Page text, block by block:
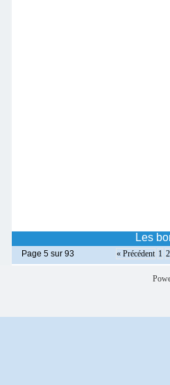
Les
Page 5 sur 93 « Précédent 1 2